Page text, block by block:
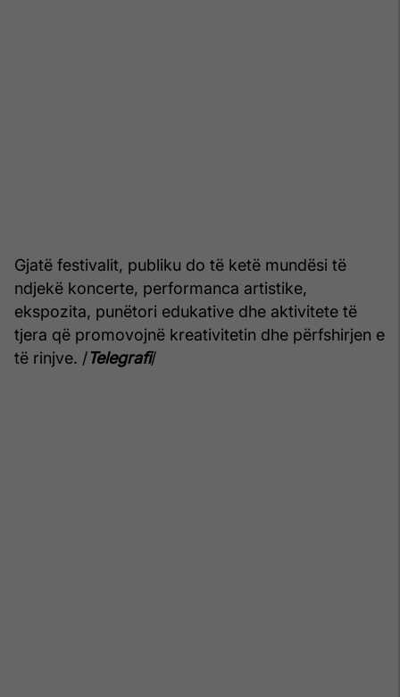
Gjatë festivalit, publiku do të ketë mundësi të
ndjekë koncerte, performanca artistike,
ekspozita, punëtori edukative dhe aktivitete të
tjera që promovojnë kreativitetin dhe përfshirjen e
të rinjve. /Telegrafi/